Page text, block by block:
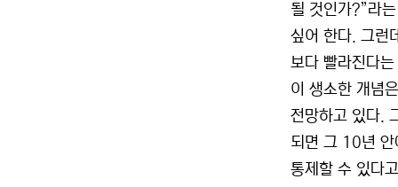
될 것인가?”라
싶어 한다. 그런
보다 빨라진다
이 생소한 개념
전망하고 있다.
되면 그 10년 안
통제할 수 있다